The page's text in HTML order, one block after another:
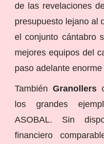
de las revelaciones
presupuesto lejano al
el conjunto cántabro
mejores equipos del
paso adelante
TambiénGranollers
los grandes
ASOBAL. Sin
financiero